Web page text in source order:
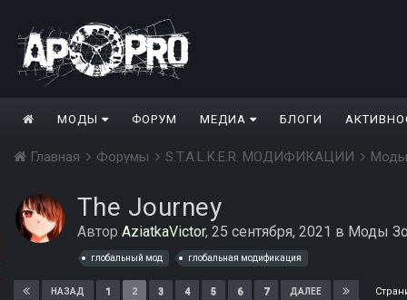
МОДЫ ФОРУМ МЕДИА БЛОГИ
Главная Форумы S.T.A.L.K.E.R. МОДИФИКАЦИИ
The Journey
Автор AziatkaVictor, 25 сентября, 2021 в Моды
глобальный мод глобальная модификация
НАЗАД 1 2 3 4 5 6 7 ДАЛЕЕ